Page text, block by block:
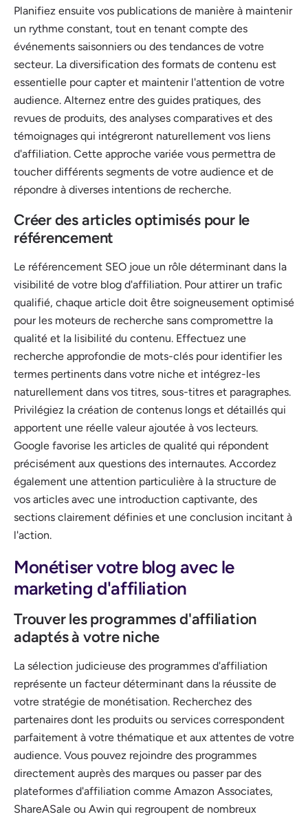
Planifiez ensuite vos publications de manière à maintenir
un rythme constant, tout en tenant compte des
événements saisonniers ou des tendances de votre
secteur. La diversification des formats de contenu est
essentielle pour capter et maintenir l'attention de votre
audience. Alternez entre des guides pratiques, des
revues de produits, des analyses comparatives et des
témoignages qui intégreront naturellement vos liens
d'affiliation. Cette approche variée vous permettra de
toucher différents segments de votre audience et de
répondre à diverses intentions de recherche.
Créer des articles optimisés pour le
référencement
Le référencement SEO joue un rôle déterminant dans la
visibilité de votre blog d'affiliation. Pour attirer un trafic
qualifié, chaque article doit être soigneusement optimisé
pour les moteurs de recherche sans compromettre la
qualité et la lisibilité du contenu. Effectuez une
recherche approfondie de mots-clés pour identifier les
termes pertinents dans votre niche et intégrez-les
naturellement dans vos titres, sous-titres et paragraphes.
Privilégiez la création de contenus longs et détaillés qui
apportent une réelle valeur ajoutée à vos lecteurs.
Google favorise les articles de qualité qui répondent
précisément aux questions des internautes. Accordez
également une attention particulière à la structure de
vos articles avec une introduction captivante, des
sections clairement définies et une conclusion incitant à
l'action.
Monétiser votre blog avec le
marketing d'affiliation
Trouver les programmes d'affiliation
adaptés à votre niche
La sélection judicieuse des programmes d'affiliation
représente un facteur déterminant dans la réussite de
votre stratégie de monétisation. Recherchez des
partenaires dont les produits ou services correspondent
parfaitement à votre thématique et aux attentes de votre
audience. Vous pouvez rejoindre des programmes
directement auprès des marques ou passer par des
plateformes d'affiliation comme Amazon Associates,
ShareASale ou Awin qui regroupent de nombreux